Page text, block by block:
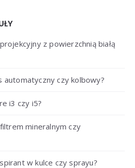
z powierzchnią białą
automatyczny czy kolbowy?
i3 czy i5?
mineralnym czy
w kulce czy sprayu?